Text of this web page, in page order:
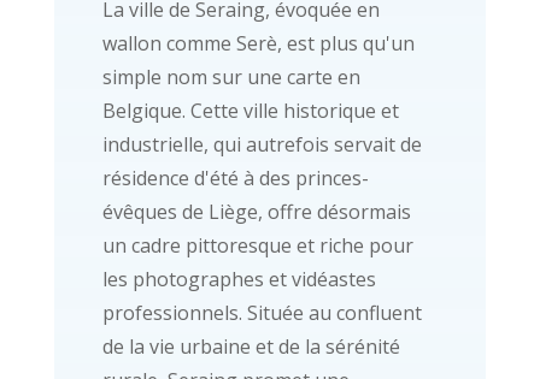
La ville de Seraing, évoquée en
wallon comme Serè, est plus qu'un
simple nom sur une carte en
Belgique. Cette ville historique et
industrielle, qui autrefois servait de
résidence d'été à des princes-
évêques de Liège, offre désormais
un cadre pittoresque et riche pour
les photographes et vidéastes
professionnels. Située au confluent
de la vie urbaine et de la sérénité